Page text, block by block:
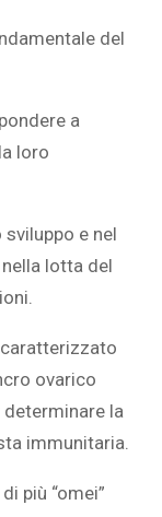
del
a
loro
e nel
lotta del
ovarico
la
immunitaria.
più “omei”